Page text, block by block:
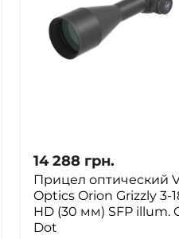
14 288 грн.
Прицел оптический
Optics Orion Grizzly 3-
HD (30 мм) SFP illum.
Dot